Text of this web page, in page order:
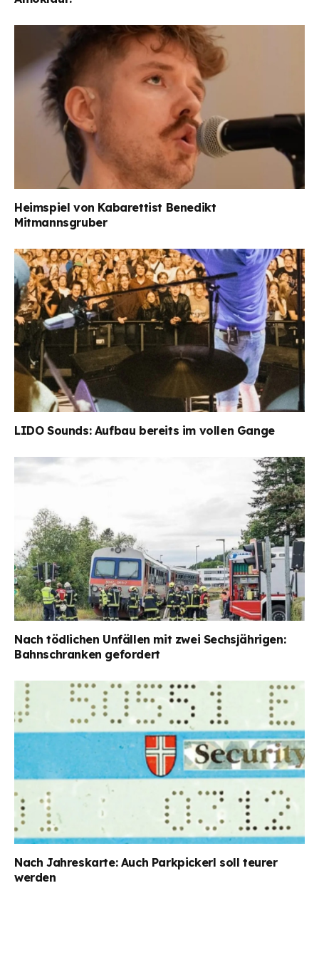
Heimspiel von Kabarettist Benedikt
Mitmannsgruber
LIDO Sounds: Aufbau bereits im vollen Gange
Nach tödlichen Unfällen mit zwei Sechsjährigen:
Bahnschranken gefordert
Nach Jahreskarte: Auch Parkpickerl soll teurer
werden